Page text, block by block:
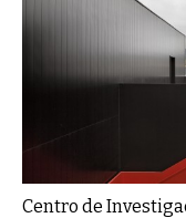
BLOG
Centro de